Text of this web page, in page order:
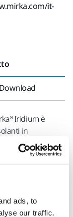
ads, to
our traffic.
it-
Download
Iridium è
in
Mirka® Iridium
ed evitando di
di
adesione
nelle grane